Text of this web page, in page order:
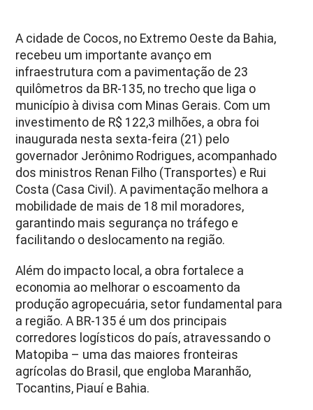
A cidade de Cocos, no Extremo Oeste da Bahia,
recebeu um importante avanço em
infraestrutura com a pavimentação de 23
quilômetros da BR-135, no trecho que liga o
município à divisa com Minas Gerais. Com um
investimento de R$ 122,3 milhões, a obra foi
inaugurada nesta sexta-feira (21) pelo
governador Jerônimo Rodrigues, acompanhado
dos ministros Renan Filho (Transportes) e Rui
Costa (Casa Civil). A pavimentação melhora a
mobilidade de mais de 18 mil moradores,
garantindo mais segurança no tráfego e
facilitando o deslocamento na região.
Além do impacto local, a obra fortalece a
economia ao melhorar o escoamento da
produção agropecuária, setor fundamental para
a região. A BR-135 é um dos principais
corredores logísticos do país, atravessando o
Matopiba – uma das maiores fronteiras
agrícolas do Brasil, que engloba Maranhão,
Tocantins, Piauí e Bahia.